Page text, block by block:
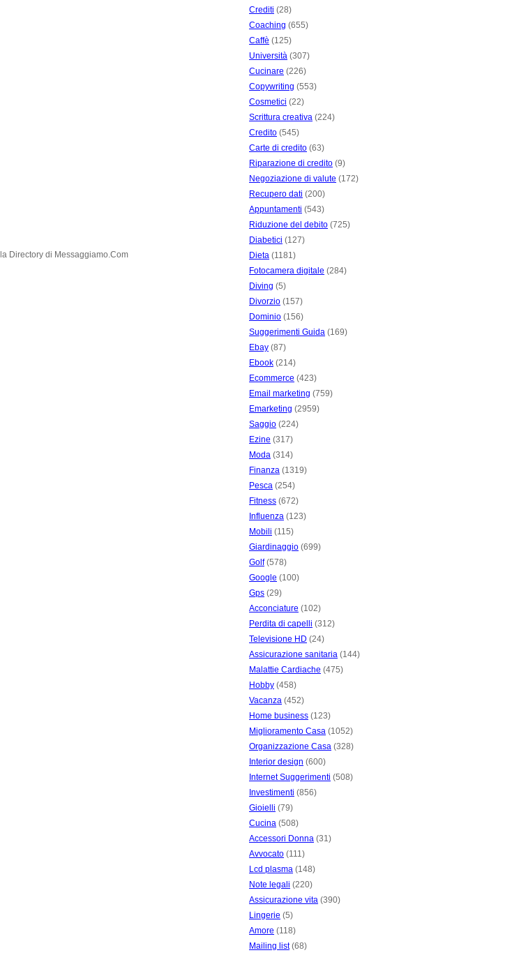
Directory di Messaggiamo.Com
Crediti (28)
Coaching (655)
Caffè (125)
Università (307)
Cucinare (226)
Copywriting (553)
Cosmetici (22)
Scrittura creativa (224)
Credito (545)
Carte di credito (63)
Riparazione di credito (9)
Negoziazione di valute (172)
Recupero dati (200)
Appuntamenti (543)
Riduzione del debito (725)
Diabetici (127)
Dieta (1181)
Fotocamera digitale (284)
Diving (5)
Divorzio (157)
Dominio (156)
Suggerimenti Guida (169)
Ebay (87)
Ebook (214)
Ecommerce (423)
Email marketing (759)
Emarketing (2959)
Saggio (224)
Ezine (317)
Moda (314)
Finanza (1319)
Pesca (254)
Fitness (672)
Influenza (123)
Mobili (115)
Giardinaggio (699)
Golf(578)
Google (100)
Gps (29)
Acconciature (102)
Perdita di capelli (312)
Televisione HD (24)
Assicurazione sanitaria (144)
Malattie Cardiache (475)
Hobby (458)
Vacanza (452)
Home business (123)
Miglioramento Casa (1052)
Organizzazione Casa (328)
Interior design (600)
Internet Suggerimenti (508)
Investimenti (856)
Gioielli (79)
Cucina (508)
Accessori Donna (31)
Avvocato (111)
Lcd plasma (148)
Note legali (220)
Assicurazione vita (390)
Lingerie (5)
Amore (118)
Mailing list(68)